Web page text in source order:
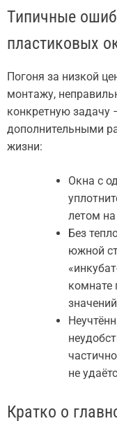
Типичные
пластиковых
Погоня за низкой
монтажу,
конкретную задачу
дополнительными
жизни:
Окна с
летом
Без
южной
комнате
не
Кратко о